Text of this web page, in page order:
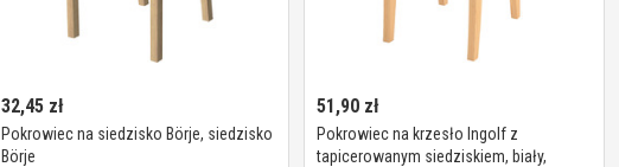
32,45zł
Pokrowiec na siedzisko Börje, siedzisko
Börje
51,90 zł
Pokrowiec na krzesło Ingolf z
tapicerowanym siedziskiem, biały,